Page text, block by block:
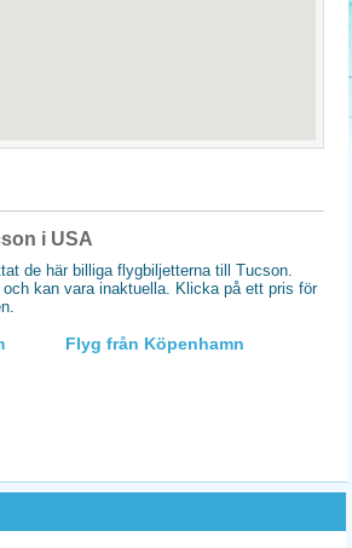
i USA
de här billiga flygbiljetterna till Tucson.
kan vara inaktuella. Klicka på ett pris för
Flyg från Köpenhamn